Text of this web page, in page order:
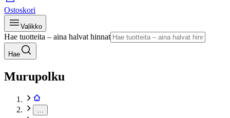
Ostoskori
Valikko
Hae tuotteita – aina halvat hinnat
Hae
Murupolku